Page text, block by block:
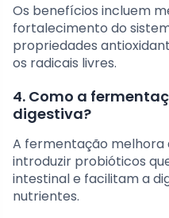
Os benefícios incluem
fortalecimento do
propriedades
os radicais livres.
4. Como a
digestiva?
A fermentação melhora
introduzir probióticos
intestinal e facilitam a
nutrientes.